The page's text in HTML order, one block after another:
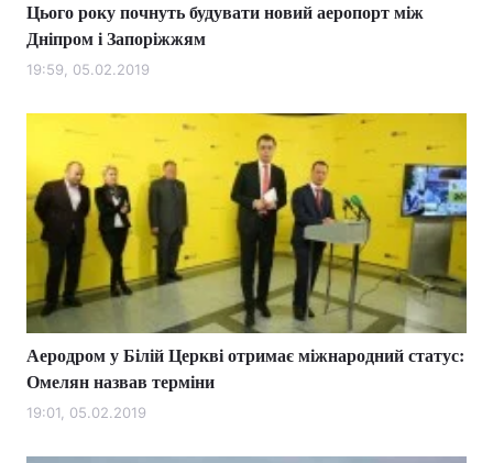
Цього року почнуть будувати новий аеропорт між
Дніпром і Запоріжжям
19:59, 05.02.2019
Аеродром у Білій Церкві отримає міжнародний статус:
Омелян назвав терміни
19:01, 05.02.2019